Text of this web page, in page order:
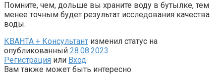
Помните, чем, дольше вы храните воду в бутылке, тем
менее точным будет результат исследования качества
воды.
КВАНТА + Консультант изменил статус на
опубликованный 28.08.2023
Регистрация или Вход
Вам также может быть интересно